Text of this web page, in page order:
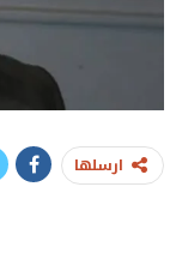
ارسلها